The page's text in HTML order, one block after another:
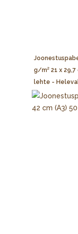
g/m² 21 x 29,7
lehte -